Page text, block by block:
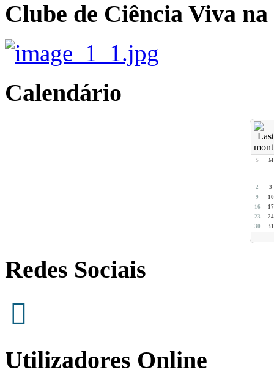
Clube de Ciência Viva
Calendário
S M
2
3
9
10
16
17
23
24
30
31
Redes Sociais
Utilizadores Online